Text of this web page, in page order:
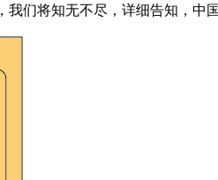
，我们将知无不尽，详细告知，中